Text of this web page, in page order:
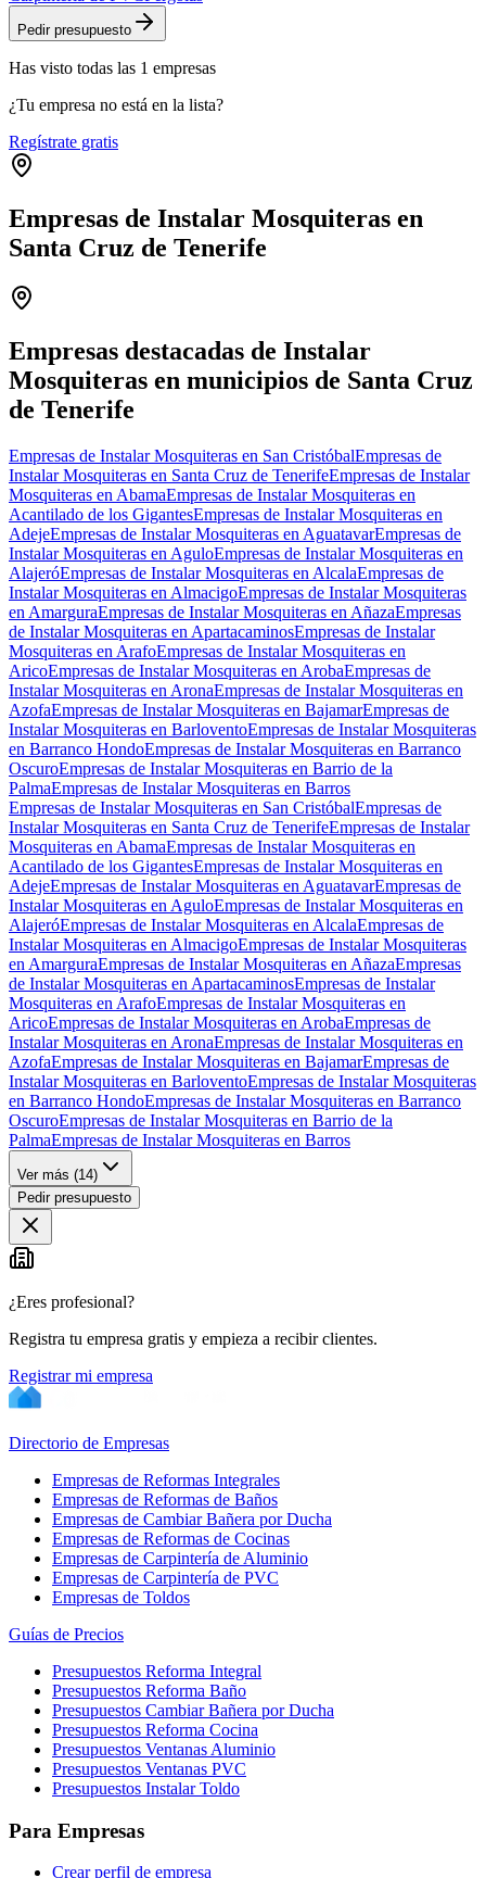
Pedir presupuesto
Has visto todas las 1 empresas
¿Tu empresa no está en la lista?
Regístrate gratis
Empresas de Instalar Mosquiteras en
Santa Cruz de Tenerife
−
Empresas destacadas de Instalar
Mosquiteras en municipios de Santa Cruz
de Tenerife
Empresas de Instalar Mosquiteras en San CristóbalEmpresas de
Instalar Mosquiteras en Santa Cruz de TenerifeEmpresas de Instalar
Mosquiteras en AbamaEmpresas de Instalar Mosquiteras en
Acantilado de los GigantesEmpresas de Instalar Mosquiteras en
AdejeEmpresas de Instalar Mosquiteras en AguatavarEmpresas de
Instalar Mosquiteras en AguloEmpresas de Instalar Mosquiteras en
AlajeróEmpresas de Instalar Mosquiteras en AlcalaEmpresas de
Instalar Mosquiteras en AlmacigoEmpresas de Instalar Mosquiteras
en AmarguraEmpresas de Instalar Mosquiteras en AñazaEmpresas
de Instalar Mosquiteras en ApartacaminosEmpresas de Instalar
Mosquiteras en ArafoEmpresas de Instalar Mosquiteras en
AricoEmpresas de Instalar Mosquiteras en ArobaEmpresas de
Instalar Mosquiteras en AronaEmpresas de Instalar Mosquiteras en
AzofaEmpresas de Instalar Mosquiteras en BajamarEmpresas de
Instalar Mosquiteras en BarloventoEmpresas de Instalar Mosquiteras
en Barranco HondoEmpresas de Instalar Mosquiteras en Barranco
OscuroEmpresas de Instalar Mosquiteras en Barrio de la
PalmaEmpresas de Instalar Mosquiteras en Barros
Empresas de Instalar Mosquiteras en San CristóbalEmpresas de
Instalar Mosquiteras en Santa Cruz de TenerifeEmpresas de Instalar
Mosquiteras en AbamaEmpresas de Instalar Mosquiteras en
Acantilado de los GigantesEmpresas de Instalar Mosquiteras en
AdejeEmpresas de Instalar Mosquiteras en AguatavarEmpresas de
Instalar Mosquiteras en AguloEmpresas de Instalar Mosquiteras en
AlajeróEmpresas de Instalar Mosquiteras en AlcalaEmpresas de
Instalar Mosquiteras en AlmacigoEmpresas de Instalar Mosquiteras
en AmarguraEmpresas de Instalar Mosquiteras en AñazaEmpresas
de Instalar Mosquiteras en ApartacaminosEmpresas de Instalar
Mosquiteras en ArafoEmpresas de Instalar Mosquiteras en
AricoEmpresas de Instalar Mosquiteras en ArobaEmpresas de
Instalar Mosquiteras en AronaEmpresas de Instalar Mosquiteras en
AzofaEmpresas de Instalar Mosquiteras en BajamarEmpresas de
Instalar Mosquiteras en BarloventoEmpresas de Instalar Mosquiteras
en Barranco HondoEmpresas de Instalar Mosquiteras en Barranco
OscuroEmpresas de Instalar Mosquiteras en Barrio de la
PalmaEmpresas de Instalar Mosquiteras en Barros
Ver más (14)
Pedir presupuesto
¿Eres profesional?
Registra tu empresa gratis y empieza a recibir clientes.
Registrar mi empresa
Directorio de Empresas
Empresas de Reformas Integrales
Empresas de Reformas de Baños
Empresas de Cambiar Bañera por Ducha
Empresas de Reformas de Cocinas
Empresas de Carpintería de Aluminio
Empresas de Carpintería de PVC
Empresas de Toldos
Guías de Precios
Presupuestos Reforma Integral
Presupuestos Reforma Baño
Presupuestos Cambiar Bañera por Ducha
Presupuestos Reforma Cocina
Presupuestos Ventanas Aluminio
Presupuestos Ventanas PVC
Presupuestos Instalar Toldo
Para Empresas
Crear perfil de empresa